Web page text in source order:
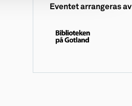
Eventet arrangeras av